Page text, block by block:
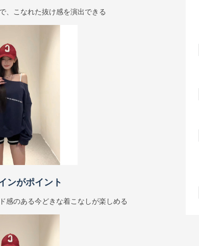
、こなれた抜け感を演出できる
ンがポイント
感のある今どきな着こなしが楽しめる